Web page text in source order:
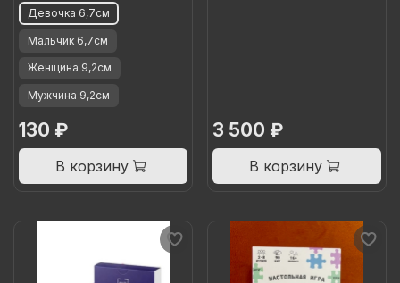
Девочка 6,7см
Мальчик 6,7см
Женщина 9,2см
Мужчина 9,2см
130 ₽
В корзину
3 500 ₽
В корзину